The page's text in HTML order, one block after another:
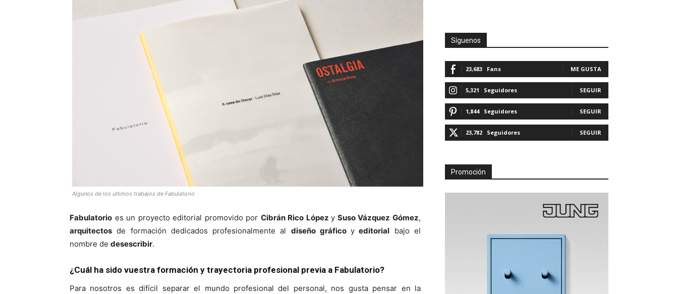
Algunos de los ultimos trabajos de Fabulatorio
Fabulatorio es un proyecto editorial promovido por Cibrán Rico Lópezy Suso Vázquez Gómez,
arquitectos de formación dedicados profesionalmente al diseño gráficoy editorial bajo el
nombre de desescribir.
¿Cuál ha sido vuestra formación y trayectoria profesional previa a Fabulatorio?
Para nosotros es difícil separar el mundo profesional del personal, nos gusta pensar en la
Síguenos
23,683 Fans ME GUSTA
5,321 Seguidores SEGUIR
1,844 Seguidores SEGUIR
23,782 Seguidores SEGUIR
Promoción